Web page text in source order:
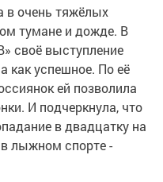
в очень тяжёлых
тумане и дожде. В
своё выступление
как успешное. По её
ей позволила
И подчеркнула, что
в двадцатку на
лыжном спорте -